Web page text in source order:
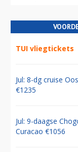
TUI vliegtickets
Jul: 8-dg cruise
€1235
Jul: 9-daagse
Curacao €1056